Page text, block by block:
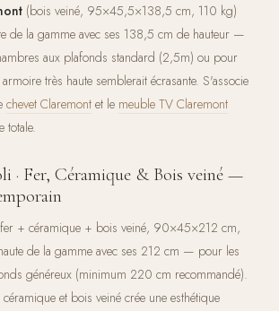
(bois veiné, 95×45,5×138,5 cm, 110 kg)
de la gamme avec ses 138,5 cm de hauteur —
aux plafonds standard (2,5m) ou pour
très haute semblerait écrasante. S'associe
chevet Claremont et le meuble TV Claremont
totale.
· Fer, Céramique & Bois veiné —
+ céramique + bois veiné, 90×45×212 cm,
de la gamme avec ses 212 cm — pour les
généreux (minimum 220 cm recommandé).
et bois veiné crée une esthétique